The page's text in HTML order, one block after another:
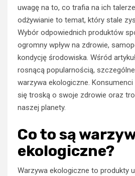
uwagę na to, co trafia na ich
odżywianie to temat, który stale
Wybór odpowiednich produktów
ogromny wpływ na zdrowie,
kondycję środowiska. Wśród
rosnącą popularnością,
warzywa ekologiczne.
się troską o swoje zdrowie oraz
naszej planety.
Co to są
ekologiczne?
Warzywa ekologiczne to produkty